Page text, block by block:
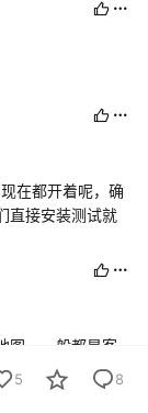
在都开着呢，确
直接安装测试就
图，一般都是客
5 8